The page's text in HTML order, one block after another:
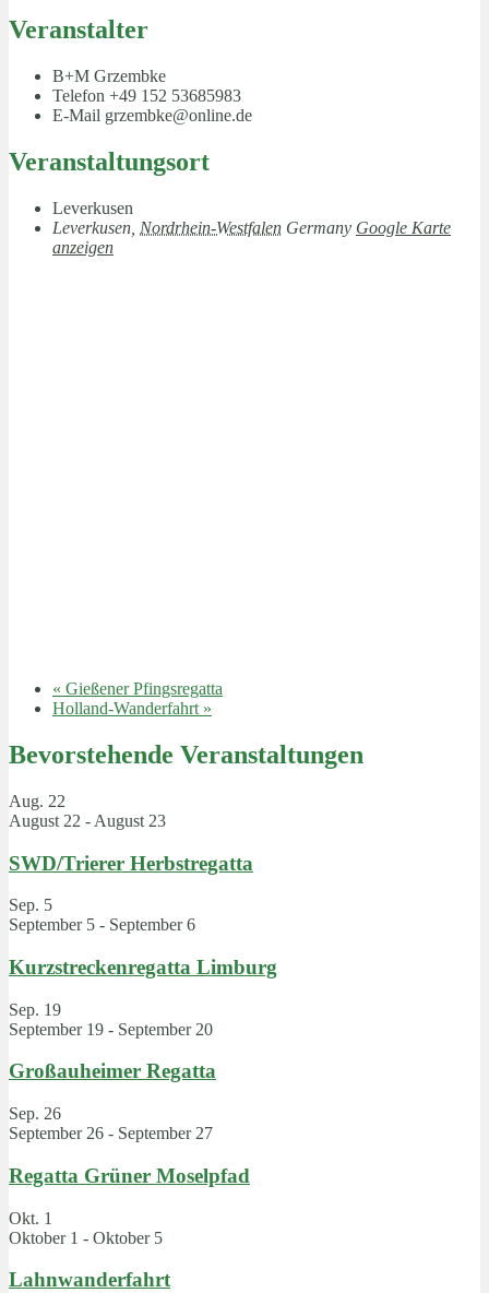
Veranstalter
B+M Grzembke
Telefon +49 152 53685983
E-Mail grzembke@online.de
Veranstaltungsort
Leverkusen
Leverkusen Nordrhein-Westfalen Germany Google Karte
anzeigen
« Gießener Pfingsregatta
Holland-Wanderfahrt »
Bevorstehende Veranstaltungen
Aug. 22
August 22 - August 23
SWD/Trierer Herbstregatta
Sep. 5
September 5 - September 6
Kurzstreckenregatta Limburg
Sep. 19
September 19 - September 20
Großauheimer Regatta
Sep. 26
September 26 - September 27
Regatta Grüner Moselpfad
Okt. 1
Oktober 1 - Oktober 5
Lahnwanderfahrt